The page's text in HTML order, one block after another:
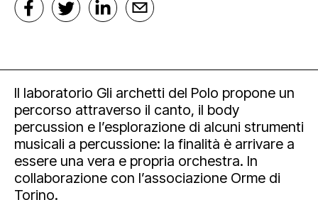
Newsletter
Il laboratorio Gli archetti del Polo propone un
percorso attraverso il canto, il body
percussion e l’esplorazione di alcuni strumenti
musicali a percussione: la finalità è arrivare a
essere una vera e propria orchestra. In
collaborazione con l’associazione Orme di
Torino.